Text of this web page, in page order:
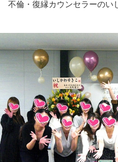
不倫・復縁カウンセラーのい